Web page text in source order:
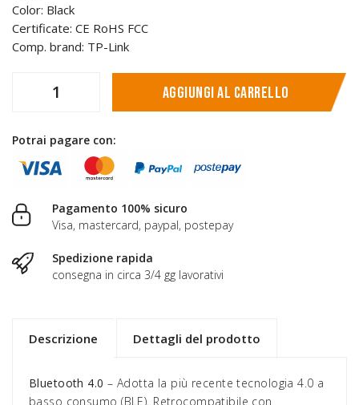
Color: Black
Certificate: CE RoHS FCC
Comp. brand: TP-Link
Aggiungi al carrello
Potrai pagare con:
Pagamento 100% sicuro
Visa, mastercard, paypal, postepay
Spedizione rapida
consegna in circa 3/4 gg lavorativi
Descrizione Dettagli del prodotto
Bluetooth 4.0 – Adotta la più recente tecnologia 4.0 a
basso consumo (BLE). Retrocompatibile con